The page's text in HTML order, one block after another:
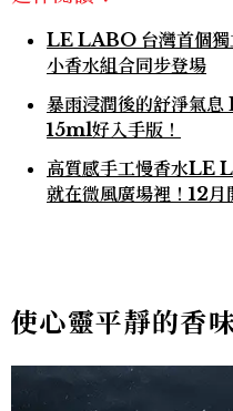
LE LABO 台灣首個獨
小香水組合同步登場
暴雨浸潤後的舒淨氣
15ml好入手版！
高質感手工慢香水LE
就在微風廣場裡！12月
使心靈平靜的香